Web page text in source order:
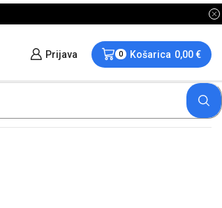
Prijava 0 Košarica 0,00€